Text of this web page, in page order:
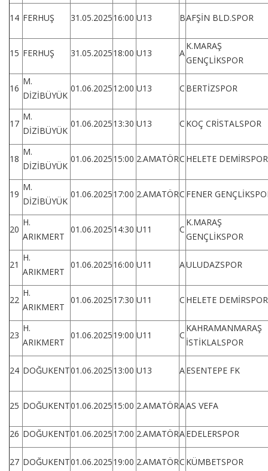
14 FERHUŞ 31.05.202516:00 U13 BAFŞİN BLD.SPOR
15 FERHUŞ 31.05.202518:00 U13 A
K.MARAŞ
GENÇLİKSPOR
16
M.
DİZİBÜYÜK
01.06.202512:00 U13 C BERTİZSPOR
17
M.
DİZİBÜYÜK
01.06.202513:30 U13 C KOÇ CRİSTALSPOR
18
M.
DİZİBÜYÜK
01.06.202515:00 2.AMATÖRC HELETE DEMİRSPOR
19
M.
DİZİBÜYÜK
01.06.202517:00 2.AMATÖRC FENER
20
H.
ARIKMERT
01.06.202514:30 U11 C
K.MARAŞ
GENÇLİKSPOR
21
H.
ARIKMERT
01.06.202516:00 U11 AULUDAZSPOR
22
H.
ARIKMERT
01.06.202517:30 U11 C HELETE DEMİRSPOR
23
H.
ARIKMERT
01.06.202519:00 U11 C
KAHRAMANMARAŞ
İSTİKLALSPOR
24 DOĞUKENT01.06.202513:00 U13 AESENTEPE FK
25 DOĞUKENT01.06.202515:00 2.AMATÖRAAS VEFA
26 DOĞUKENT01.06.202517:00 2.AMATÖRAEDELERSPOR
27 DOĞUKENT01.06.202519:00 2.AMATÖRC KÜMBETSPOR